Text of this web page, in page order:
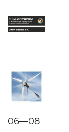
06—08